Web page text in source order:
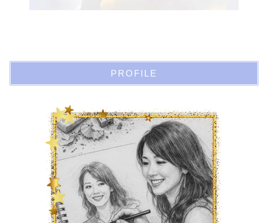
PROFILE